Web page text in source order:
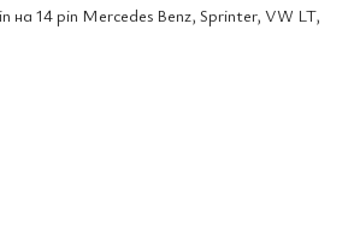
на 14 pin Mercedes Benz, Sprinter, VW LT,